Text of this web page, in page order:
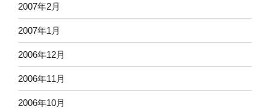
2007年2月
2007年1月
2006年12月
2006年11月
2006年10月